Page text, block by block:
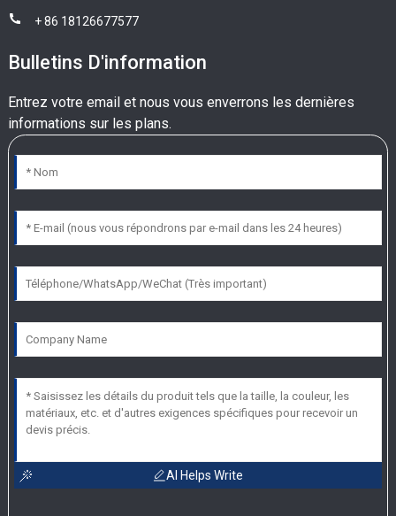
+ 86 18126677577
Bulletins D'information
Entrez votre email et nous vous enverrons les dernières
informations sur les plans.
AI Helps Write